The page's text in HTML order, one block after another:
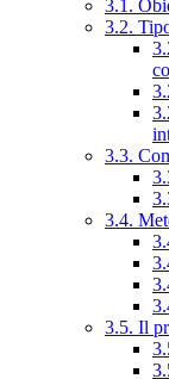
3.1.
3.2.
3.3.
3.4.
3.5. Il